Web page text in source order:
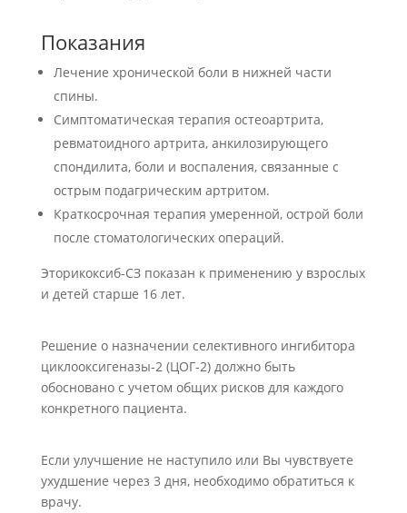
Показания
Лечение хронической боли в нижней части
спины.
Симптоматическая терапия остеоартрита,
ревматоидного артрита, анкилозирующего
спондилита, боли и воспаления, связанные с
острым подагрическим артритом.
Краткосрочная терапия умеренной, острой боли
после стоматологических операций.
Эторикоксиб-СЗ показан к применению у взрослых
и детей старше 16 лет.
Решение о назначении селективного ингибитора
циклооксигеназы-2 (ЦОГ-2) должно быть
обосновано с учетом общих рисков для каждого
конкретного пациента.
Если улучшение не наступило или Вы чувствуете
ухудшение через 3 дня, необходимо обратиться к
врачу.